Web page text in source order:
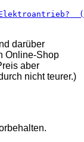
darüber
Online-Shop
aber
nicht teurer.)